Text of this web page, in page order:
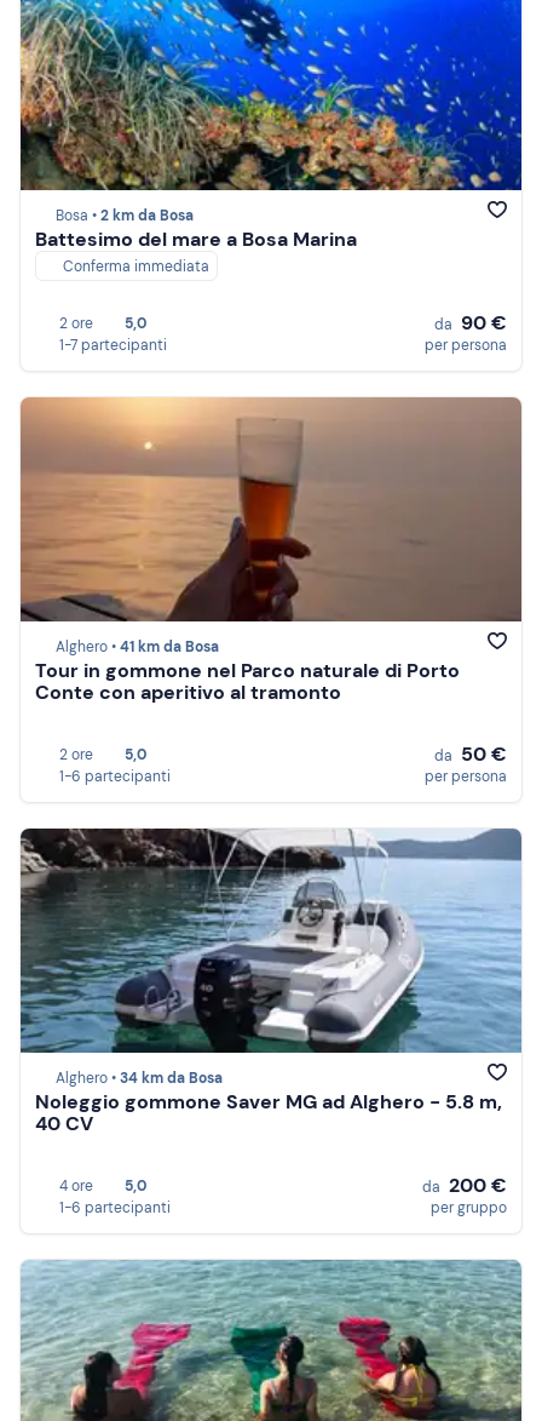
Bosa •2 km da Bosa
Battesimo del mare a Bosa Marina
Conferma immediata
2 ore
5,0
1-7 partecipanti
da 90 €
per persona
Alghero •41 km da Bosa
Tour in gommone nel Parco naturale di Porto
Conte con aperitivo al tramonto
2 ore
5,0
1-6 partecipanti
da 50 €
per persona
Alghero •34 km da Bosa
Noleggio gommone Saver MG ad Alghero - 5.8 m,
40 CV
4 ore
5,0
1-6 partecipanti
da 200 €
per gruppo